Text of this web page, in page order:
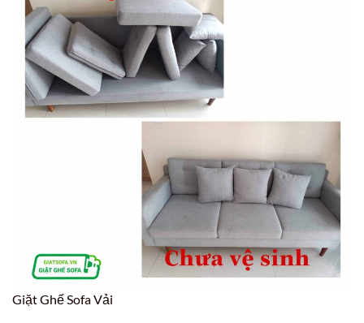
Giặt Ghế Sofa Vải